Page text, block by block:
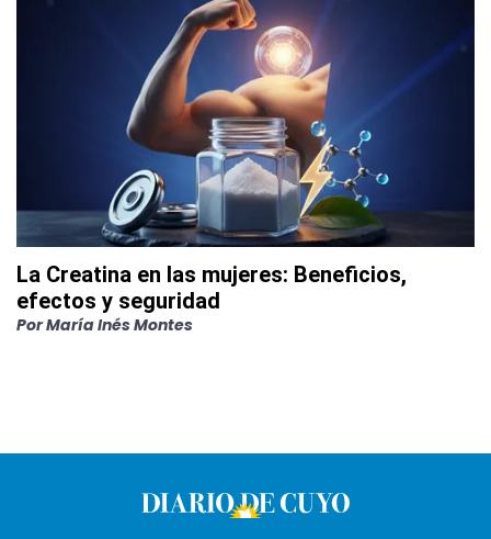
La Creatina en las mujeres: Beneficios,
efectos y seguridad
PorMaría Inés Montes